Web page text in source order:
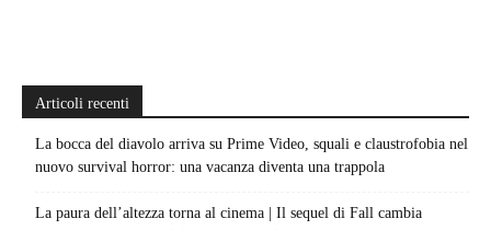
Articoli recenti
La bocca del diavolo arriva su Prime Video, squali e claustrofobia nel
nuovo survival horror: una vacanza diventa una trappola
La paura dell’altezza torna al cinema | Il sequel di Fall cambia